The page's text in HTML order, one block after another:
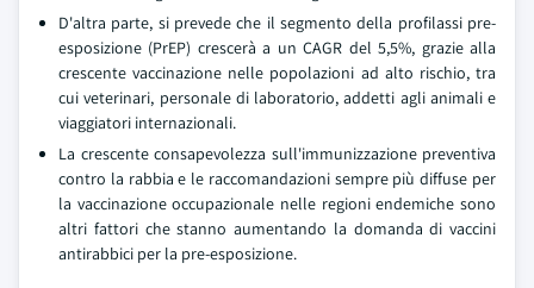
D'altra parte, si prevede che il segmento della profilassi pre-
esposizione (PrEP) crescerà a un CAGR del 5,5%, grazie alla
crescente vaccinazione nelle popolazioni ad alto rischio, tra
cui veterinari, personale di laboratorio, addetti agli animali e
viaggiatori internazionali.
La crescente consapevolezza sull'immunizzazione preventiva
contro la rabbia e le raccomandazioni sempre più diffuse per
la vaccinazione occupazionale nelle regioni endemiche sono
altri fattori che stanno aumentando la domanda di vaccini
antirabbici per la pre-esposizione.